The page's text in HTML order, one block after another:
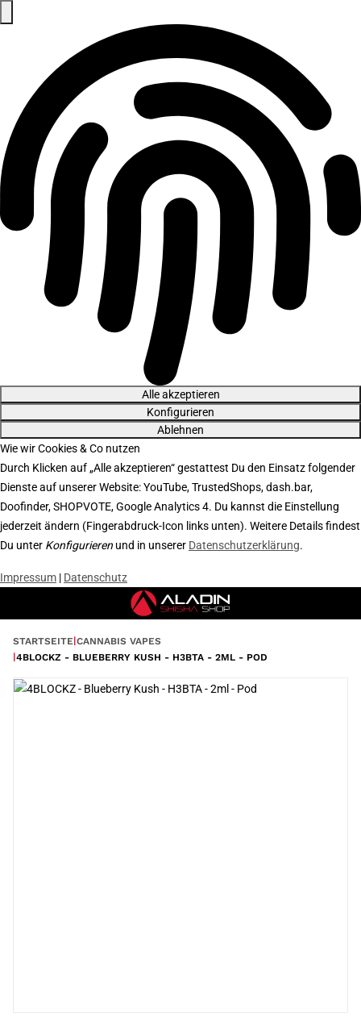
Alle akzeptieren
Konfigurieren
Ablehnen
Wie wir Cookies & Co nutzen
Durch Klicken auf „Alle akzeptieren“ gestattest Du den Einsatz folgender
Dienste auf unserer Website: YouTube, TrustedShops, dash.bar,
Doofinder, SHOPVOTE, Google Analytics 4. Du kannst die Einstellung
jederzeit ändern (Fingerabdruck-Icon links unten). Weitere Details findest
Du unter Konfigurieren und in unserer Datenschutzerklärung.
Impressum | Datenschutz
STARTSEITE CANNABIS VAPES
4BLOCKZ - BLUEBERRY KUSH - H3BTA - 2ML - POD